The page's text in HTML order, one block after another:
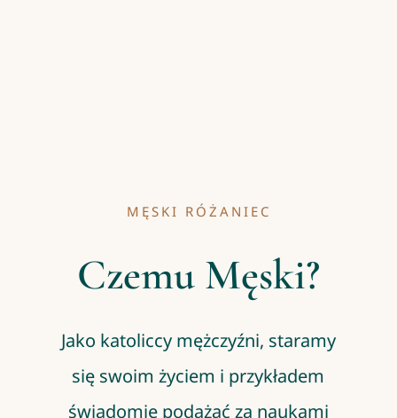
MĘSKI RÓŻANIEC
Czemu Męski?
Jako katoliccy mężczyźni, staramy
się swoim życiem i przykładem
świadomie podążać za naukami